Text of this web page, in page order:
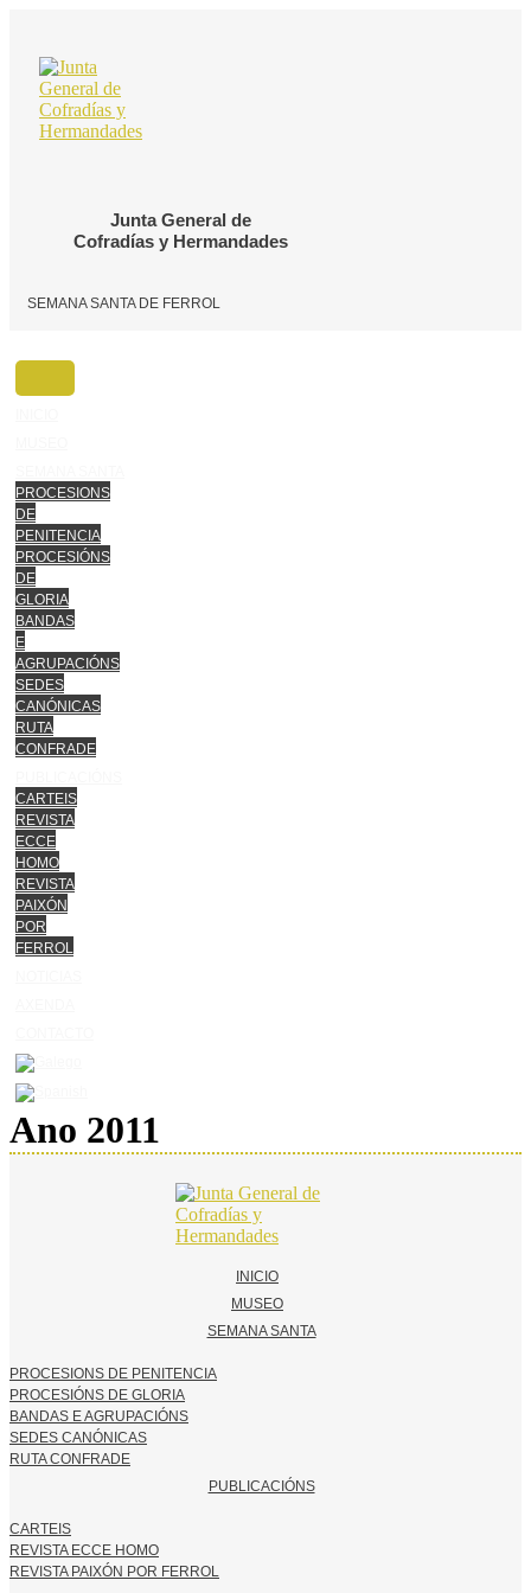
contido
Junta General de
Cofradías y Hermandades
SEMANA SANTA DE FERROL
PROCESIONS
DE
PENITENCIA
PROCESIÓNS
DE
GLORIA
BANDAS
E
AGRUPACIÓNS
SEDES
CANÓNICAS
RUTA
CONFRADE
CARTEIS
REVISTA
ECCE
HOMO
REVISTA
PAIXÓN
POR
FERROL
Ano 2011
INICIO
MUSEO
SEMANA SANTA
PROCESIONS DE PENITENCIA
PROCESIÓNS DE GLORIA
BANDAS E AGRUPACIÓNS
SEDES CANÓNICAS
RUTA CONFRADE
PUBLICACIÓNS
CARTEIS
REVISTA ECCE HOMO
REVISTA PAIXÓN POR FERROL